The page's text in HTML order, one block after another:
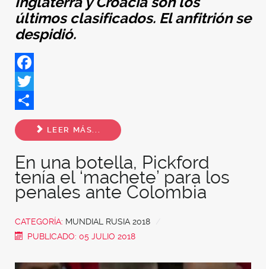
últimos clasificados. El anfitrión se
despidió.
Facebook
Twitter
Share
LEER MÁS...
En una botella, Pickford
tenía el ‘machete’ para los
penales ante Colombia
CATEGORÍA: MUNDIAL RUSIA 2018
PUBLICADO: 05 JULIO 2018